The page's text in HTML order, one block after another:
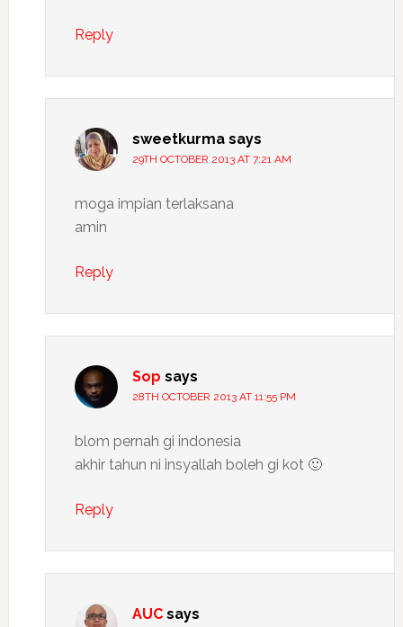
Reply
sweetkurma says
29TH OCTOBER 2013 AT 7:21 AM
moga impian terlaksana
amin
Reply
Sop says
28TH OCTOBER 2013 AT 11:55 PM
blom pernah gi indonesia
akhir tahun ni insyallah boleh gi kot 🙂
Reply
AUC says